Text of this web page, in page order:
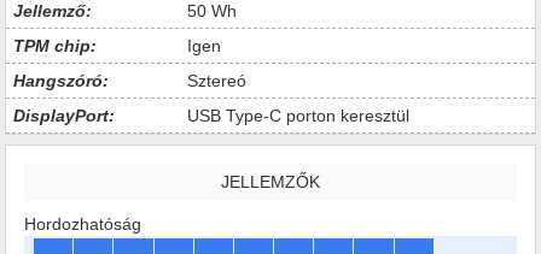
Jellemző:
50 Wh
TPM chip:
Igen
Hangszóró:
Sztereó
DisplayPort:
USB Type-C porton keresztül
JELLEMZŐK
Hordozhatóság